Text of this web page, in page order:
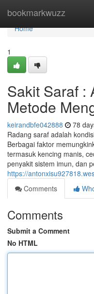
bookmarkwuzz
Home
Home
1
Sakit Saraf :
Metode
keirandbfe042888 78
Radang saraf adalah
Berbagai faktor
termasuk kencing manis,
penyakit sistem imun, dan
https://
Comments
Comments
Submit a Comment
No HTML